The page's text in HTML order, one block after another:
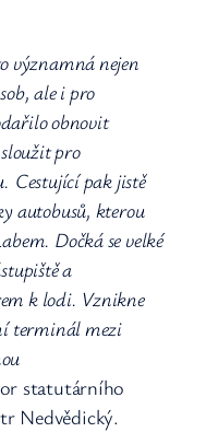
významná nejen
ale i pro
obnovit
pro
Cestující pak jistě
autobusů, kterou
Dočká se velké
a
k lodi. Vznikne
terminál mezi
statutárního
Nedvědický.